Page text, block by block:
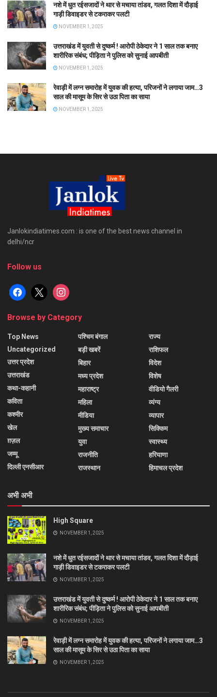
नशे में धुत रईसजादों ने थार से मचाया तांडव, गलत दिशा में दौड़ाई
गाड़ी डिवाइडर से टकराकर पलटी
NOVEMBER 1, 2025
उत्तराखंड में युवती से दुष्कर्म ! आरोपी ठेकेदार ने 1 साल तक बनाए
शारीरिक संबंध; पीड़िता ने पुलिस को सुनाई आपबीती
NOVEMBER 1, 2025
रेवाड़ी में लग्न समारोह में युवक की हत्या, परिजनों ने लगाया जाम…3
साल की मासूम के सिर से उठा पिता का साया
NOVEMBER 1, 2025
Janlokindiatimes.com : is one of the best news channel in
delhi/ncr
Follow us
facebook
x instagram
Browse by Category
Top News
Uncategorized
उत्तर प्रदेश
उत्तराखंड
कथा-कहानी
कविता
कश्मीर
खेल
ग़ज़ल
जम्मू
दिल्ली एनसीआर
पश्चिम बंगाल
बड़ी खबरें
बिहार
मध्य प्रदेश
महाराष्ट्र
महिला
मीडिया
मुख्य समाचार
युवा
राजनीति
राजस्थान
राज्य
राशिफल
विदेश
विशेष
वीडियो गैलरी
व्यंग्य
व्यापार
सिक्किम
स्वास्थ्य
हरियाणा
हिमाचल प्रदेश
अभी अभी
High Square
NOVEMBER 1, 2025
नशे में धुत रईसजादों ने थार से मचाया तांडव, गलत दिशा में दौड़ाई
गाड़ी डिवाइडर से टकराकर पलटी
NOVEMBER 1, 2025
उत्तराखंड में युवती से दुष्कर्म ! आरोपी ठेकेदार ने 1 साल तक बनाए
शारीरिक संबंध; पीड़िता ने पुलिस को सुनाई आपबीती
NOVEMBER 1, 2025
रेवाड़ी में लग्न समारोह में युवक की हत्या, परिजनों ने लगाया जाम…3
साल की मासूम के सिर से उठा पिता का साया
NOVEMBER 1, 2025